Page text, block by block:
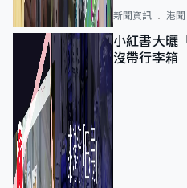
新聞資訊 港聞
小紅書大曬
沒帶行李箱